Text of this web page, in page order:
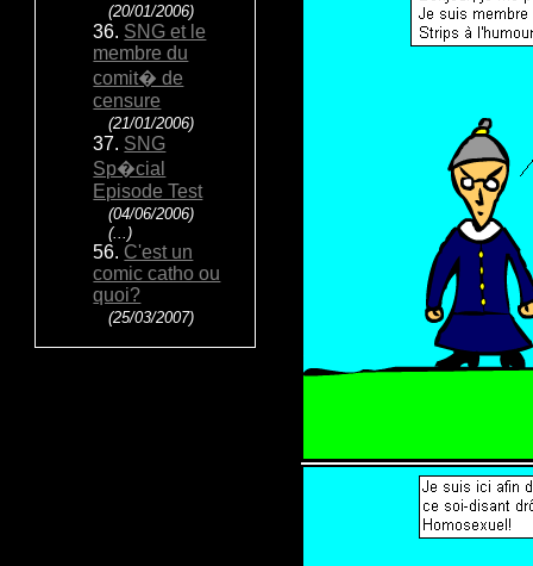
(20/01/2006)
36. SNG et le
membre du
comit� de
censure
(21/01/2006)
37. SNG
Sp�cial
Episode Test
(04/06/2006)
(...)
56. C'est un
comic catho ou
quoi?
(25/03/2007)